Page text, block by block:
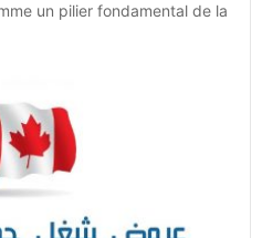
un pilier fondamental de la